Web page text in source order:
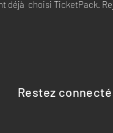
déjà choisi TicketPack.
Restez connecté